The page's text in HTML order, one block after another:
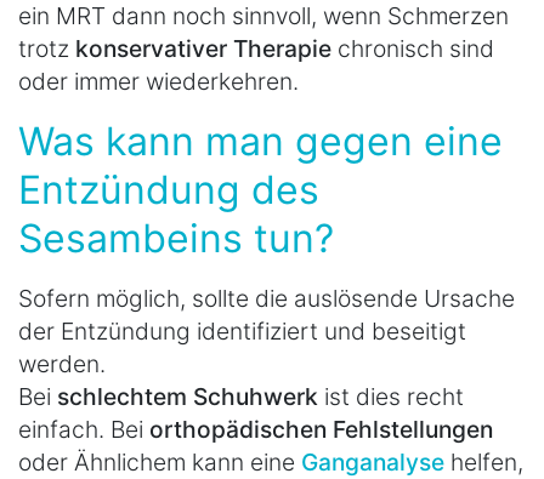
ein MRT dann noch sinnvoll, wenn Schmerzen
trotz konservativer Therapie chronisch sind
oder immer wiederkehren.
Was kann man gegen eine
Entzündung des
Sesambeins tun?
Sofern möglich, sollte die auslösende Ursache
der Entzündung identifiziert und beseitigt
werden.
Bei schlechtem Schuhwerk ist dies recht
einfach. Bei orthopädischen Fehlstellungen
oder Ähnlichem kann eine Ganganalyse helfen,